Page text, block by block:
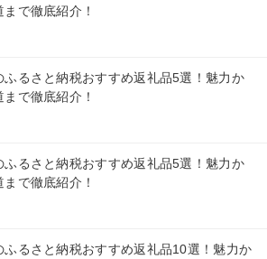
まで徹底紹介！
ふるさと納税おすすめ返礼品5選！魅力か
まで徹底紹介！
ふるさと納税おすすめ返礼品5選！魅力か
まで徹底紹介！
ふるさと納税おすすめ返礼品10選！魅力か